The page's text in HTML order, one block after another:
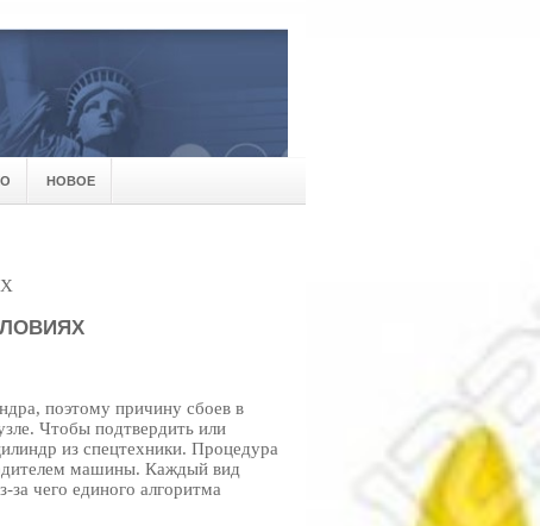
НОВОЕ
поэтому причину сбоев в
Чтобы подтвердить или
из спецтехники. Процедура
машины. Каждый вид
чего единого алгоритма